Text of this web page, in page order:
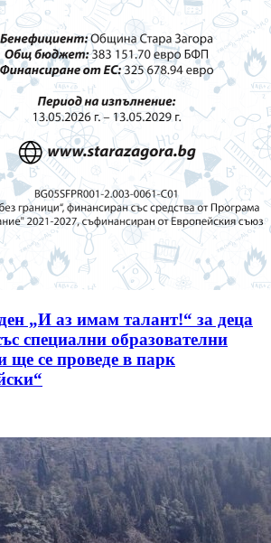
„И аз имам талант!“ за деца
специални образователни
ще се проведе в парк